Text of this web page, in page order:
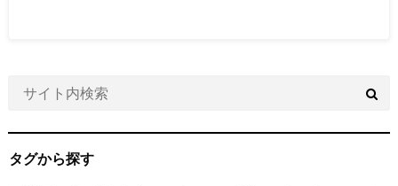
タグから探す